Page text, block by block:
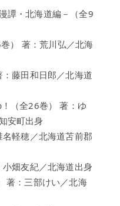
譚・北海道編－（全9
） 著：荒川弘／北海
藤田和日郎／北海道
（全26巻） 著：ゆ
安町出身
軽穂／北海道苫前郡
畑友紀／北海道出身
著：三部けい／北海